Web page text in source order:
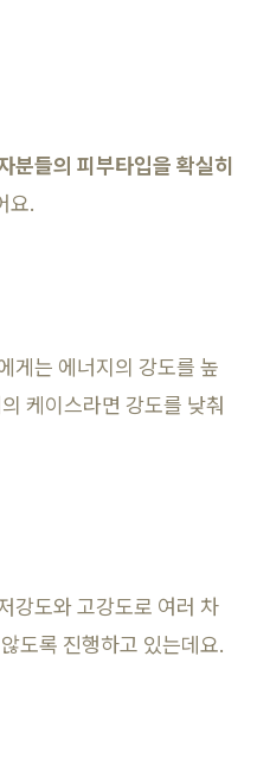
분들의 피부타입을 확실히
요.
게는 에너지의 강도를 높
케이스라면 강도를 낮춰
강도와 고강도로 여러 차
도록 진행하고 있는데요.